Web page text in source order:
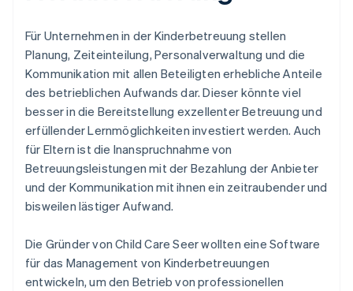
Für Unternehmen in der Kinderbetreuung stellen
Planung, Zeiteinteilung, Personalverwaltung und die
Kommunikation mit allen Beteiligten erhebliche Anteile
des betrieblichen Aufwands dar. Dieser könnte viel
besser in die Bereitstellung exzellenter Betreuung und
erfüllender Lernmöglichkeiten investiert werden. Auch
für Eltern ist die Inanspruchnahme von
Betreuungsleistungen mit der Bezahlung der Anbieter
und der Kommunikation mit ihnen ein zeitraubender und
bisweilen lästiger Aufwand.
Die Gründer von Child Care Seer wollten eine Software
für das Management von Kinderbetreuungen
entwickeln, um den Betrieb von professionellen